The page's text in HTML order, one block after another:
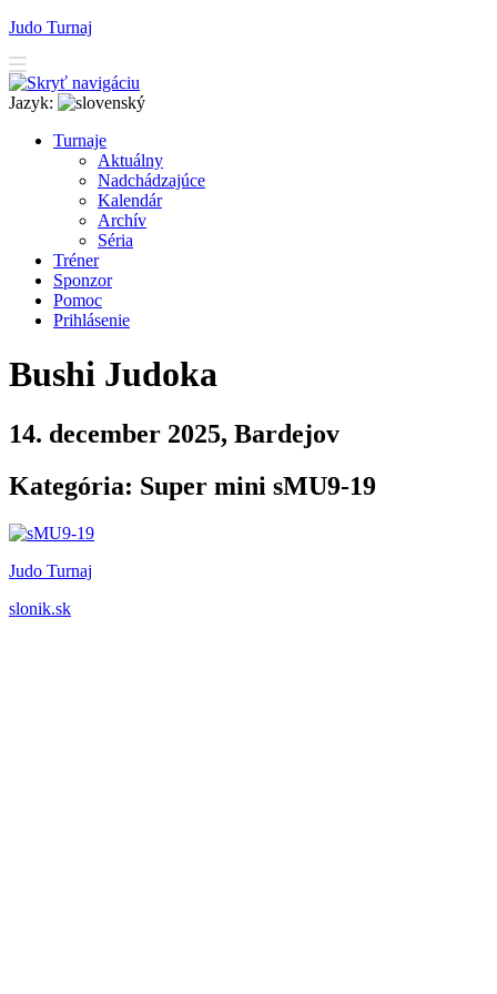
Judo Turnaj
Jazyk:
Turnaje
Aktuálny
Nadchádzajúce
Kalendár
Archív
Séria
Tréner
Sponzor
Pomoc
Prihlásenie
Bushi Judoka
14. december 2025, Bardejov
Kategória: Super mini sMU9-19
Judo Turnaj
slonik.sk